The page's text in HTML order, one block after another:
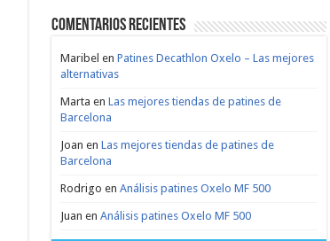
Comentarios recientes
Maribel en Patines Decathlon Oxelo – Las mejores
alternativas
Marta en Las mejores tiendas de patines de
Barcelona
Joan en Las mejores tiendas de patines de
Barcelona
Rodrigo en Análisis patines Oxelo MF 500
Juan en Análisis patines Oxelo MF 500